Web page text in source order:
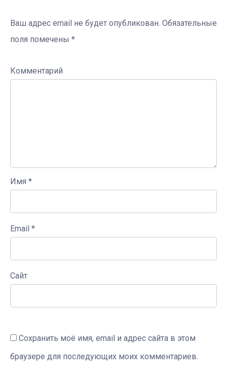
Ваш адрес email не будет опубликован. Обязательные
поля помечены *
Комментарий
Имя *
Email *
Сайт
Сохранить моё имя, email и адрес сайта в этом
браузере для последующих моих комментариев.